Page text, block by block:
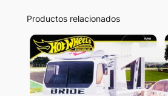
Productos relacionados